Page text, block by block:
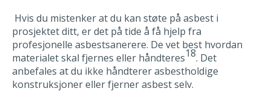
Hvis du mistenker at du kan støte på asbest i
prosjektet ditt, er det på tide å få hjelp fra
profesjonelle asbestsanerere. De vet best hvordan
materialet skal fjernes eller håndteres18. Det
anbefales at du ikke håndterer asbestholdige
konstruksjoner eller fjerner asbest selv.